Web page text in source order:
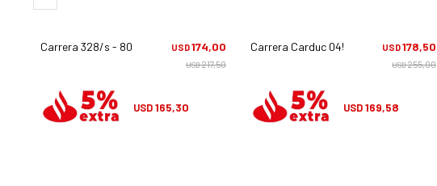
Carrera 328/s - 80708 USD174,00
USD217,50
USD165,30
Carrera Carduc 045/s - R6sxt
USD178,50
USD255,00
USD169,58